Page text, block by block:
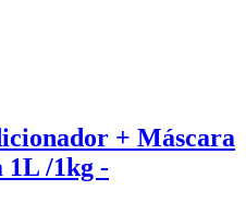
+ Máscara
1L /1kg -